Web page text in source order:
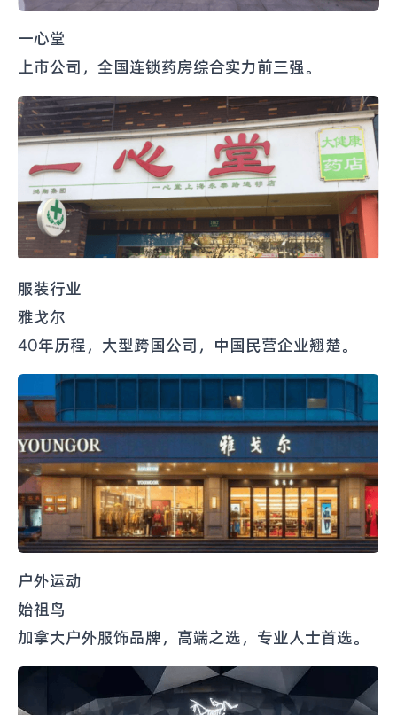
一心堂
上市公司，全国连锁药房综合实力前三强。
服装行业
雅戈尔
40年历程，大型跨国公司，中国民营企业翘楚。
户外运动
始祖鸟
加拿大户外服饰品牌，高端之选，专业人士首选。